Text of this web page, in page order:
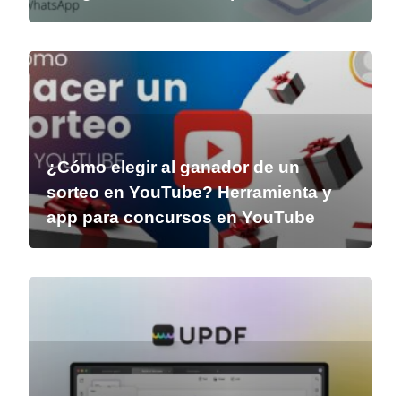
¿Cómo elegir al ganador de un
sorteo en YouTube? Herramienta y
app para concursos en YouTube